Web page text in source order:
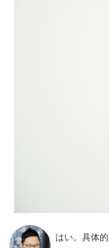
はい。具体